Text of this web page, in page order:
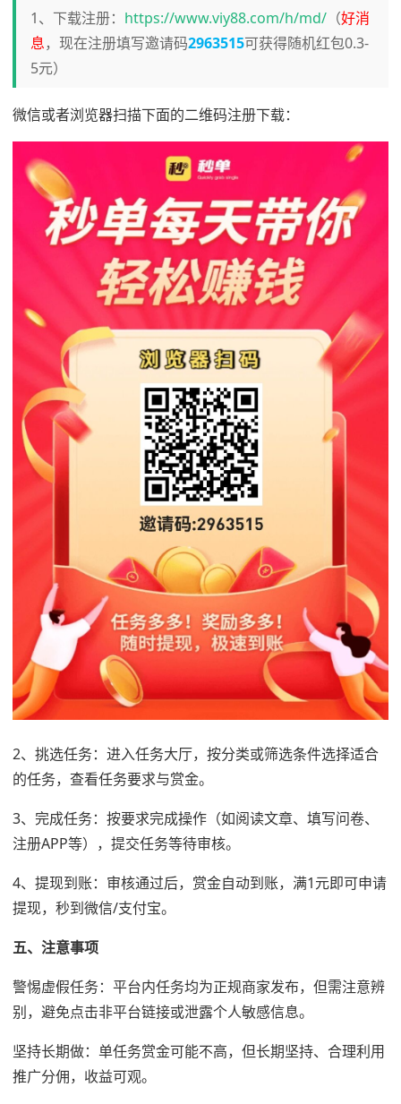
1、下载注册： https://www.viy88.com/h/md/ （好消
息，现在注册填写邀请码2963515可获得随机红包0.3-
5元）
微信或者浏览器扫描下面的二维码注册下载：
2、挑选任务：进入任务大厅，按分类或筛选条件选择适合
的任务，查看任务要求与赏金。
3、完成任务：按要求完成操作（如阅读文章、填写问卷、
注册APP等），提交任务等待审核。
4、提现到账：审核通过后，赏金自动到账，满1元即可申请
提现，秒到微信/支付宝。
五、注意事项
警惕虚假任务：平台内任务均为正规商家发布，但需注意辨
别，避免点击非平台链接或泄露个人敏感信息。
坚持长期做：单任务赏金可能不高，但长期坚持、合理利用
推广分佣，收益可观。